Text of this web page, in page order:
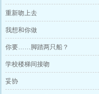
重新吻上去
我想和你做
你要……脚踏两只船？
学校楼梯间接吻
妥协